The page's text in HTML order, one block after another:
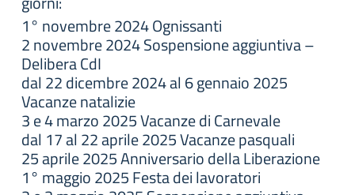
1° novembre 2024 Ognissanti
2 novembre 2024 Sospensione aggiuntiva –
Delibera CdI
dal 22 dicembre 2024 al 6 gennaio 2025
Vacanze natalizie
3 e 4 marzo 2025 Vacanze di Carnevale
dal 17 al 22 aprile 2025 Vacanze pasquali
25 aprile 2025 Anniversario della Liberazione
1° maggio 2025 Festa dei lavoratori